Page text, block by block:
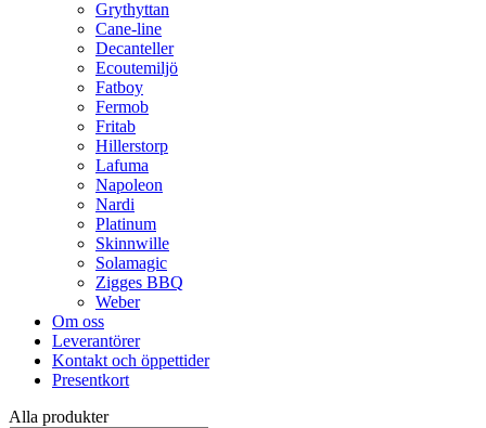
Grythyttan
Cane-line
Decanteller
Ecoutemiljö
Fatboy
Fermob
Fritab
Hillerstorp
Lafuma
Napoleon
Nardi
Platinum
Skinnwille
Solamagic
Zigges BBQ
Weber
Om oss
Leverantörer
Kontakt och öppettider
Presentkort
Alla produkter